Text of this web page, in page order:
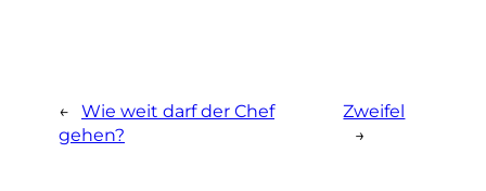
← Wie weit darf der Chef
gehen?
Zweifel
→